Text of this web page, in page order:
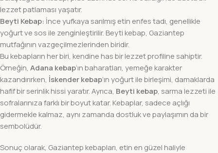
lezzet patlaması yaşatır.
Beyti Kebap: İnce yufkaya sarılmış etin enfes tadı, genellikle
yoğurt ve sos ile zenginleştirilir. Beyti kebap, Gaziantep
mutfağının vazgeçilmezlerinden biridir.
Bu kebapların her biri, kendine has bir lezzet profiline sahiptir.
Örneğin, Adana kebap‘ın baharatları, yemeğe karakter
kazandırırken, İskender kebap‘ın yoğurt ile birleşimi, damaklarda
hafif bir serinlik hissi yaratır. Ayrıca, Beyti kebap, sarma lezzeti ile
sofralarınıza farklı bir boyut katar. Kebaplar, sadece açlığı
gidermekle kalmaz, aynı zamanda dostluk ve paylaşımın da bir
sembolüdür.
Sonuç olarak, Gaziantep kebapları, etin en güzel haliyle